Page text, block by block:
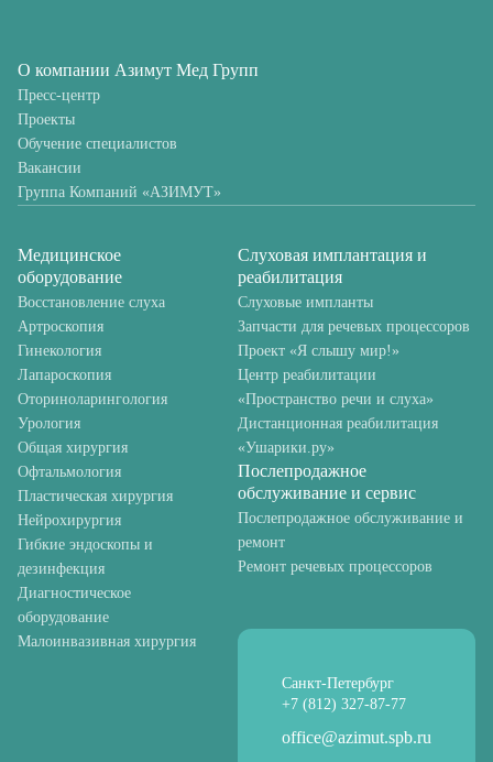
О компании Азимут Мед Групп
Пресс-центр
Проекты
Обучение специалистов
Вакансии
Группа Компаний «АЗИМУТ»
Медицинское
оборудование
Восстановление слуха
Артроскопия
Гинекология
Лапароскопия
Оториноларингология
Урология
Общая хирургия
Офтальмология
Пластическая хирургия
Нейрохирургия
Гибкие эндоскопы и
дезинфекция
Диагностическое
оборудование
Малоинвазивная хирургия
Слуховая имплантация и
реабилитация
Слуховые импланты
Запчасти для речевых процессоров
Проект «Я слышу мир!»
Центр реабилитации
«Пространство речи и слуха»
Дистанционная реабилитация
«Ушарики.ру»
Послепродажное
обслуживание и сервис
Послепродажное обслуживание и
ремонт
Ремонт речевых процессоров
Санкт-Петербург
+7 (812) 327-87-77
office@azimut.spb.ru